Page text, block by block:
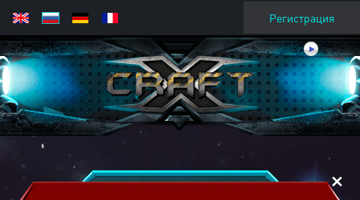
Регистрация